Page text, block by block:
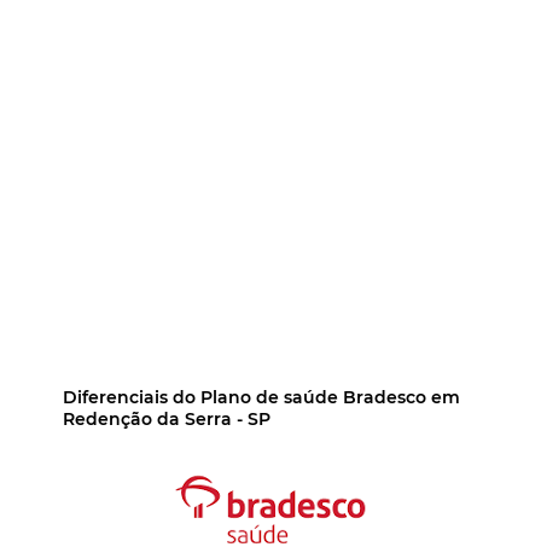
Diferenciais do Plano de saúde Bradesco em
Redenção da Serra - SP